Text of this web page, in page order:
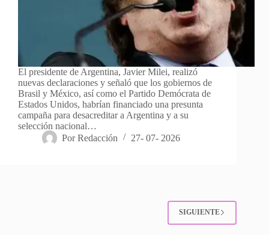
El presidente de Argentina, Javier Milei, realizó
nuevas declaraciones y señaló que los gobiernos de
Brasil y México, así como el Partido Demócrata de
Estados Unidos, habrían financiado una presunta
campaña para desacreditar a Argentina y a su
selección nacional…
Por Redacción 27- 07- 2026
SIGUIENTE